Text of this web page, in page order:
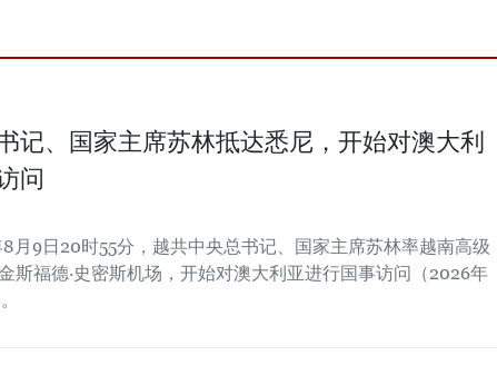
记、国家主席苏林抵达悉尼，开始对澳大利
问
月9日20时55分，越共中央总书记、国家主席苏林率越南高级
斯福德·史密斯机场，开始对澳大利亚进行国事访问（2026年